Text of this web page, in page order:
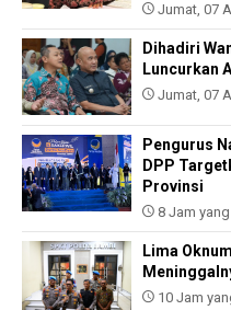
Jumat, 07
Dihadiri
Luncurkan
Jumat, 07
Pengurus
DPP
Provinsi
8 Jam
Lima
10 Jam